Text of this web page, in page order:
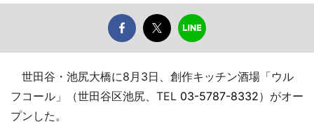
世田谷・池尻大橋に8月3日、創作キッチン酒場「ウル
フコール」（世田谷区池尻、TEL 03-5787-8332）がオー
プンした。